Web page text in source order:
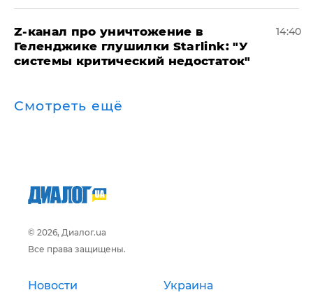
Z-канал про уничтожение в
Геленджике глушилки Starlink: "У
системы критический недостаток"
14:40
Смотреть ещё
© 2026, Диалог.ua
Все права защищены.
Новости Украина